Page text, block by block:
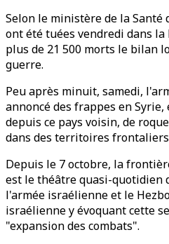
Selon le ministère de la Santé
ont été tuées vendredi dans la
plus de 21 500 morts le bilan
guerre.
Peu après minuit, samedi,
annoncé des frappes en
depuis ce pays voisin, de
dans des territoires
Depuis le 7 octobre, la
est le théâtre quasi-quotidien
l'armée israélienne et le
israélienne y évoquant cette
"expansion des combats".